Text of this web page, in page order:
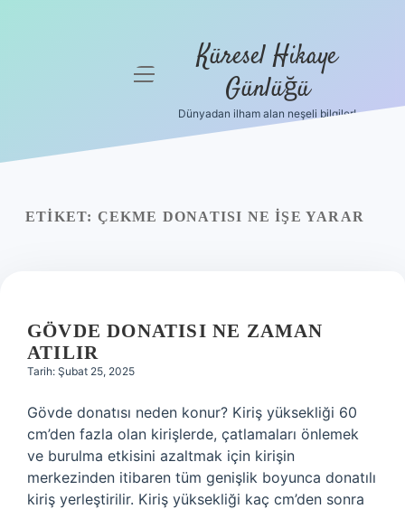
menüyü
Küresel Hikaye
Günlüğü
Dünyadan ilham alan neşeli bilgiler!
ETIKET: ÇEKME DONATISI NE IŞE YARAR
GÖVDE DONATISI NE ZAMAN
ATILIR
Tarih: Şubat 25, 2025
Gövde donatısı neden konur? Kiriş yüksekliği 60
cm’den fazla olan kirişlerde, çatlamaları önlemek
ve burulma etkisini azaltmak için kirişin
merkezinden itibaren tüm genişlik boyunca donatılı
kiriş yerleştirilir. Kiriş yüksekliği kaç cm’den sonra